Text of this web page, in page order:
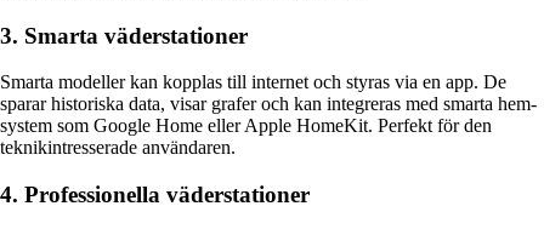
3. Smarta väderstationer
Smarta modeller kan kopplas till internet och styras via en app. De
sparar historiska data, visar grafer och kan integreras med smarta hem-
system som Google Home eller Apple HomeKit. Perfekt för den
teknikintresserade användaren.
4. Professionella väderstationer